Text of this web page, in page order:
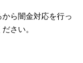
ら闇金対応を行っ
さい。